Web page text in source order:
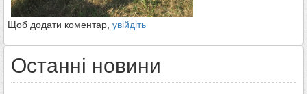
Щоб додати коментар, увійдіть
Останні новини